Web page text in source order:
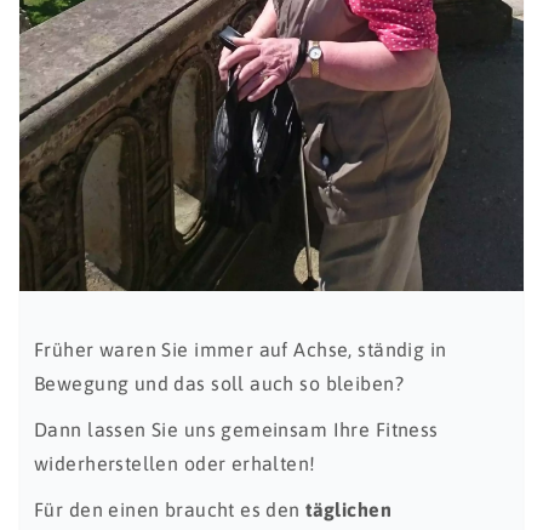
Früher waren Sie immer auf Achse, ständig in
Bewegung und das soll auch so bleiben?
Dann lassen Sie uns gemeinsam Ihre Fitness
widerherstellen oder erhalten!
Für den einen braucht es dentäglichen